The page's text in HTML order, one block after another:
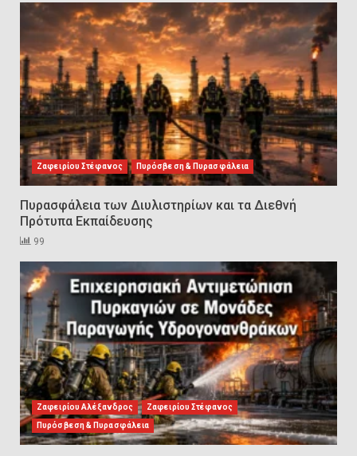
2
3
Πυρασφάλεια των Διυλιστηρίων
και τα Διεθνή Πρότυπα
Εκπαίδευσης
4
Επιχειρησιακή Αντιμετώπιση
Πυρκαγιών σε Μονάδες
Παραγωγής Υδρογονανθράκων
5
Συντήρηση και έλεγχος
εξοπλισμού για εργασίες σε
ύψος και είσοδο σε
περιορισμένους χώρους
6
Εκπαιδεύουμε για να
εκπαιδεύσουμε ή για να
αλλάξουμε ζωές;
Ζαφειρίου Στέφανος Πυρόσβεση & Πυρασφάλεια
Πυρασφάλεια των Διυλιστηρίων και τα Διεθνή
Πρότυπα Εκπαίδευσης
99
Ζαφειρίου Αλέξανδρος Ζαφειρίου Στέφανος
Πυρόσβεση & Πυρασφάλεια